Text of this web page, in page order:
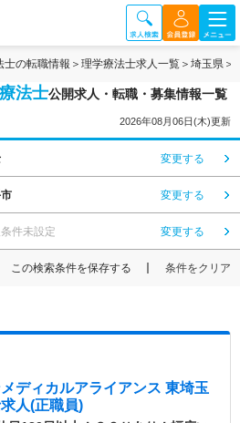
士の転職情報 理学療法士求人一覧 埼玉県
法士公開求人・転職・募集情報一覧
2026年08月06日(木)更新
変更する
変更する
件未設定 変更する
この検索条件を保存する 条件をクリア
ディカルアライアンス 東埼玉
人(正職員)